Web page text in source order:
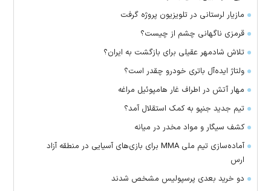
مازیار لرستانی در تلویزیون پروژه گرفت
قرمزی ناگهانی چشم از چیست؟
تلاش شادمهر عقیلی برای بازگشت به ایران؟
ولتاژ ایده‌آل باتری خودرو چقدر است؟
مهار آتش در اطراف غار هامپوئیل مراغه
تیم جدید جنپو به کمک استقلال آمد؟
کشف سیگار و مواد مخدر در میانه
آماده‌سازی تیم ملی MMA برای بازی‌های آسیایی در منطقه آزاد
ارس
دو خرید بعدی پرسپولیس مشخص شدند